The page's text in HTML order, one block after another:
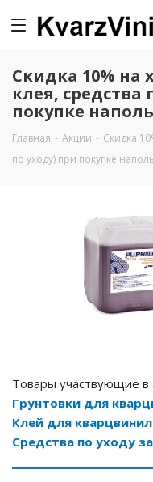
Скидка 10% на
клея, средства
покупке
Главная - Акции - Скидка
по уходу) при покупке
Товары участвующие в
Грунтовки для
Клей для
Средства по уходу